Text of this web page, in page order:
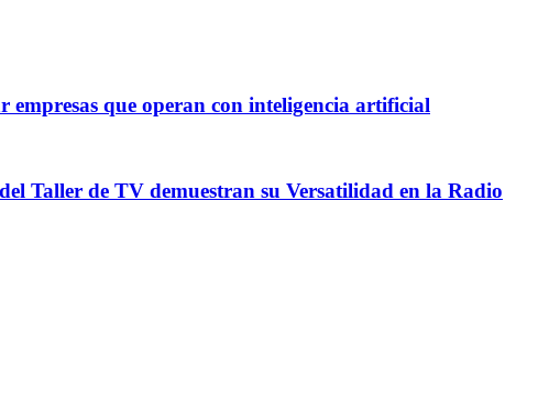
que operan con inteligencia artificial
Taller de TV demuestran su Versatilidad en la Radio